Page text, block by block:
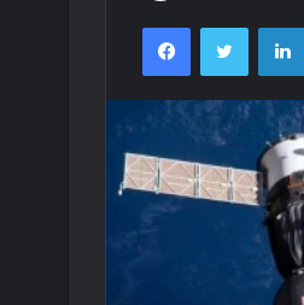
FacebookTwitter